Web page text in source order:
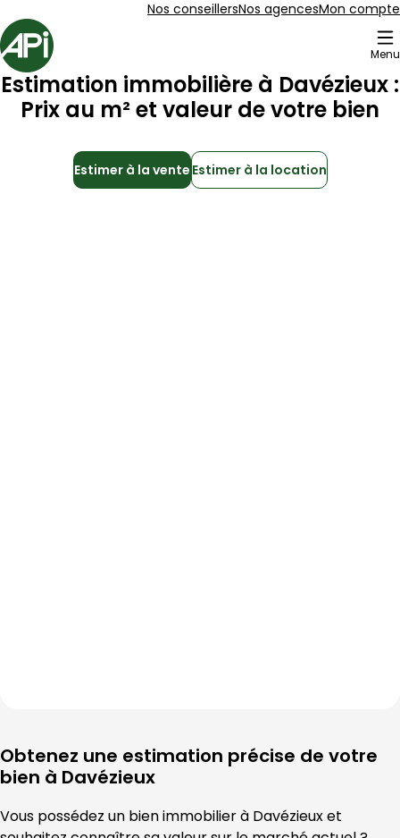
Nos conseillersNos agencesMon compte
Accueil
Menu
Estimation immobilière à Davézieux :
Prix au m² et valeur de votre bien
Estimer à la vente Estimer à la location
Obtenez une estimation précise de votre
bien à Davézieux
Vous possédez un bien immobilier à Davézieux et